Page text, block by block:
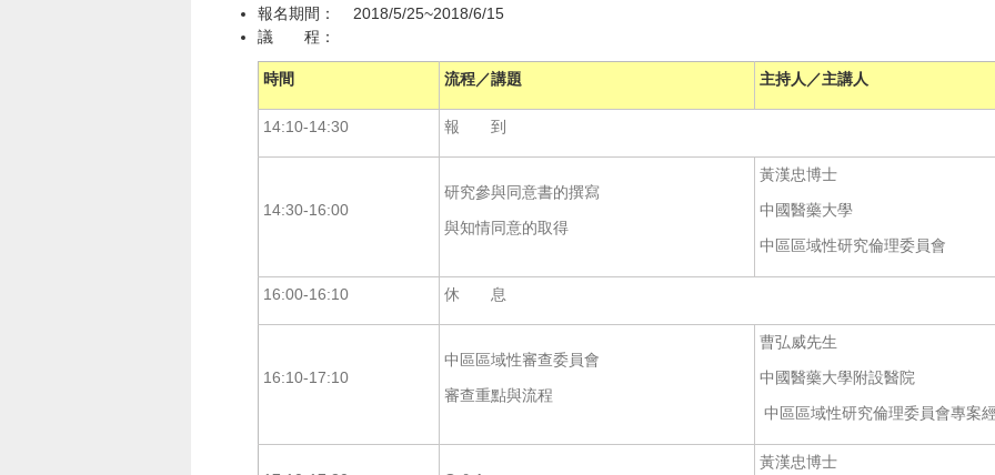
報名期間： 2018/5/25~2018/6/15
議 程：
時間 流程／講題 主持人／主講人
14:10-14:30 報 到
14:30-16:00
研究參與同意書的撰寫
與知情同意的取得
黃漢忠博士
中國醫藥大學
中區區域性研究倫理委員會
16:00-16:10 休 息
16:10-17:10
中區區域性審查委員會
審查重點與流程
曹弘威先生
中國醫藥大學附設醫院
中區區域性研究倫理委員會專案
黃漢忠博士